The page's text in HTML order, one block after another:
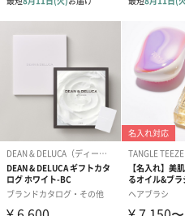
写真付きメッセージカ
ード（680円）
写真
ード
ンク（